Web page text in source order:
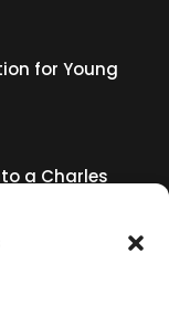
for Young
a Charles